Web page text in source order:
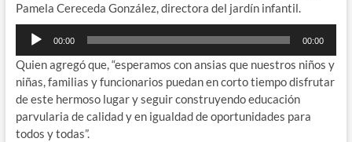
Pamela Cereceda González, directora del jardín infantil.
Reproductor
audio
00:00 00:00
Quien agregó que, “esperamos con ansias que nuestros niños y
niñas, familias y funcionarios puedan en corto tiempo disfrutar
de este hermoso lugar y seguir construyendo educación
parvularia de calidad y en igualdad de oportunidades para
todos y todas”.